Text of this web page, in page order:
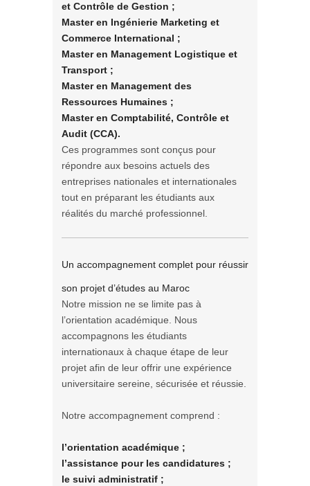
et Contrôle de Gestion ;
Master en Ingénierie Marketing et
Commerce International ;
Master en Management Logistique et
Transport ;
Master en Management des
Ressources Humaines ;
Master en Comptabilité, Contrôle et
Audit (CCA).
Ces programmes sont conçus pour
répondre aux besoins actuels des
entreprises nationales et internationales
tout en préparant les étudiants aux
réalités du marché professionnel.
Un accompagnement complet pour réussir
son projet d’études au Maroc
Notre mission ne se limite pas à
l’orientation académique. Nous
accompagnons les étudiants
internationaux à chaque étape de leur
projet afin de leur offrir une expérience
universitaire sereine, sécurisée et réussie.
Notre accompagnement comprend :
l’orientation académique ;
l’assistance pour les candidatures ;
le suivi administratif ;